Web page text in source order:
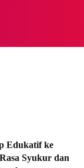
Edukatif ke
Syukur dan